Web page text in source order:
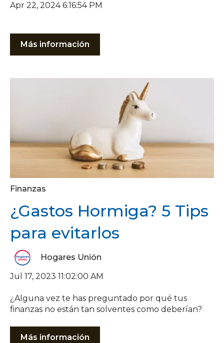
Apr 22, 2024 6:16:54 PM
Más información
Finanzas
¿Gastos Hormiga? 5 Tips
para evitarlos
Hogares Unión
Jul 17, 2023 11:02:00 AM
¿Alguna vez te has preguntado por qué tus
finanzas no están tan solventes como deberían?
Más información